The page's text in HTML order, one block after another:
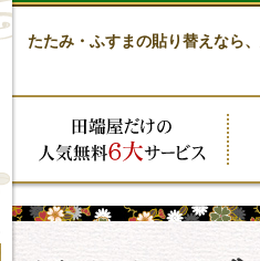
たたみ・ふすまの貼り替えなら、